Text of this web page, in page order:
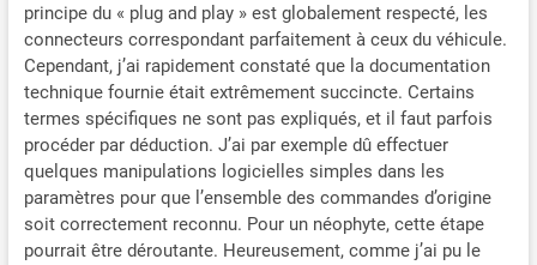
USB jusqu'à **2256 Go** de
stockage externe.
✪【Mettre à jour et Ajouter
Ces Fonctions】Montrer la
fonction d'origine
radio/lecteur CD/Bluetooth
5.1/caméra de recul sur le
nouvel appareil avec ; IPS
HD écran plus grand.
Ajouter la fonction système
principe du « plug and play » est globalement respecté, les
connecteurs correspondant parfaitement à ceux du véhicule.
Cependant, j’ai rapidement constaté que la documentation
technique fournie était extrêmement succincte. Certains
termes spécifiques ne sont pas expliqués, et il faut parfois
procéder par déduction. J’ai par exemple dû effectuer
quelques manipulations logicielles simples dans les
paramètres pour que l’ensemble des commandes d’origine
soit correctement reconnu. Pour un néophyte, cette étape
pourrait être déroutante. Heureusement, comme j’ai pu le